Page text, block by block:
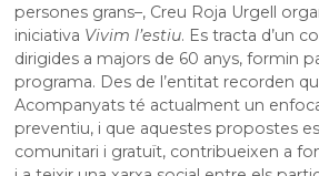
persones grans–, Creu Roja Urgell
iniciativa Vivim l’estiu. Es tracta d’un
dirigides a majors de 60 anys, formin
programa. Des de l’entitat recorden
Acompanyats té actualment un
preventiu, i que aquestes propostes
comunitari i gratuït, contribueixen a